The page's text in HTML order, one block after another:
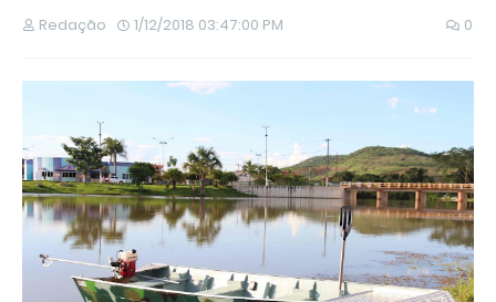
Redação 1/12/2018 03:47:00 PM 0